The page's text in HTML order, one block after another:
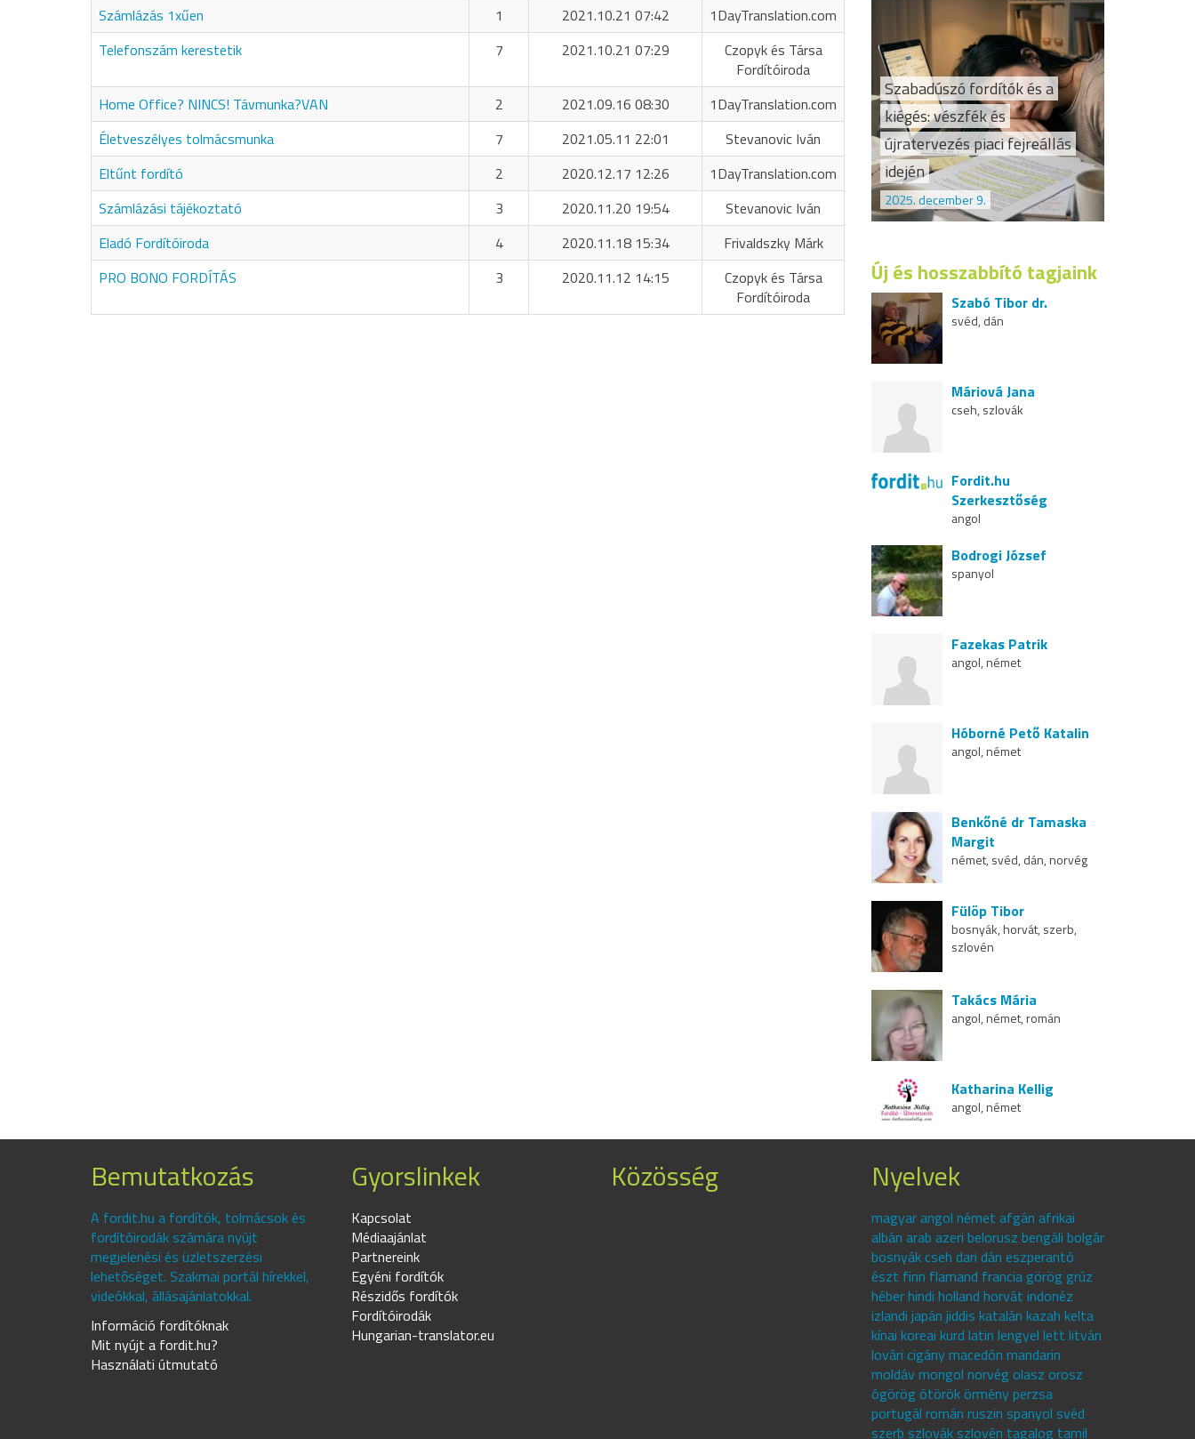
Számlázás 1xűen
1 2021.10.21 07:42
1DayTranslation.com
Telefonszám kerestetik
7 2021.10.21 07:29
Czopyk és Társa
Fordítóiroda
Home Office? NINCS! Távmunka?VAN
2 2021.09.16 08:30
1DayTranslation.com
Életveszélyes tolmácsmunka
7 2021.05.11 22:01
Stevanovic Iván
Eltűnt fordító
2 2020.12.17 12:26
1DayTranslation.com
Számlázási tájékoztató
3 2020.11.20 19:54
Stevanovic Iván
Eladó Fordítóiroda
4 2020.11.18 15:34
Frivaldszky Márk
PRO BONO FORDÍTÁS
3 2020.11.12 14:15
Czopyk és Társa
Fordítóiroda
Szabadúszó fordítók és a
kiégés: vészfék és
újratervezés piaci fejreállás
idején
2025. december 9.
Új és hosszabbító tagjaink
Szabó Tibor dr.
svéd, dán
Máriová Jana
cseh, szlovák
Fordit.hu
Szerkesztőség
angol
Bodrogi József
spanyol
Fazekas Patrik
angol, német
Hóborné Pető Katalin
angol, német
Benkőné dr Tamaska
Margit
német, svéd, dán, norvég
Fülöp Tibor
bosnyák, horvát, szerb,
szlovén
Takács Mária
angol, német, román
Katharina Kellig
angol, német
Bemutatkozás
A fordit.hu a fordítók, tolmácsok és
fordítóirodák számára nyújt
megjelenési és üzletszerzési
lehetőséget. Szakmai portál hírekkel,
videókkal, állásajánlatokkal.
Információ fordítóknak
Mit nyújt a fordit.hu?
Használati útmutató
Gyorslinkek
Kapcsolat
Médiaajánlat
Partnereink
Egyéni fordítók
Részidős fordítók
Fordítóirodák
Hungarian-translator.eu
Közösség Nyelvek
magyar angol német afgán afrikai
albán arab azeri belorusz bengáli bolgár
bosnyák cseh dari dán eszperantó
észt finn flamand francia görög grúz
héber hindi holland horvát indonéz
izlandi japán jiddis katalán kazah kelta
kínai koreai kurd latin lengyel lett litván
lovári cigány macedón mandarin
moldáv mongol norvég olasz orosz
ógörög ótörök örmény perzsa
portugál román ruszin spanyol svéd
szerb szlovák szlovén tagalog tamil